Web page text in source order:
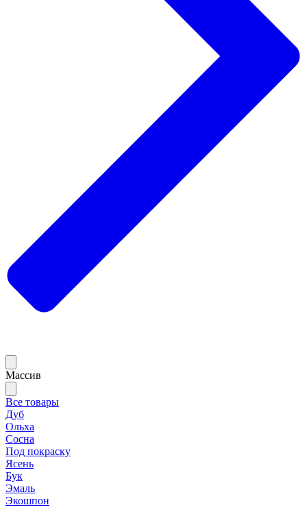
Массив
Все товары
Дуб
Ольха
Сосна
Под покраску
Ясень
Бук
Эмаль
Экошпон